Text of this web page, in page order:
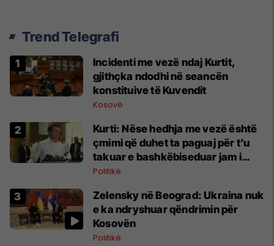
Trend Telegrafi
Incidenti me vezë ndaj Kurtit,
gjithçka ndodhi në seancën
konstituive të Kuvendit
Kosovë
Kurti: Nëse hedhja me vezë është
çmimi që duhet ta paguaj për t’u
takuar e bashkëbiseduar jam i
lumtur ta bëj këtë
Politikë
Zelensky në Beograd: Ukraina nuk
e ka ndryshuar qëndrimin për
Kosovën
Politikë